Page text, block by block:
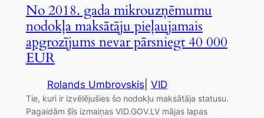
No 2018. gada mikrouzņēmumu
nodokļa maksātāju pieļaujamais
apgrozījums nevar pārsniegt 40 000
EUR
Rolands Umbrovskis VID
Tie, kuri ir izvēlējušies šo nodokļu maksātāja statusu.
Pagaidām šīs izmaiņas VID.GOV.LV mājas lapas